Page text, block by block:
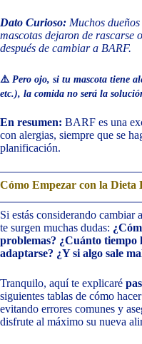
Dato Curioso: Muchos
mascotas dejaron de rascarse
después de cambiar a BARF.
⚠️Pero ojo, si tu mascota tiene
etc.), la comida no será la
En resumen: BARF es una
con alergias, siempre que se
planificación.
Cómo Empezar con la Dieta
Si estás considerando cambiar
te surgen muchas dudas:
problemas? ¿Cuánto tiempo
adaptarse? ¿Y si algo sale
Tranquilo, aquí te explicaré
siguientes tablas de cómo
evitando errores comunes y
disfrute al máximo su nueva